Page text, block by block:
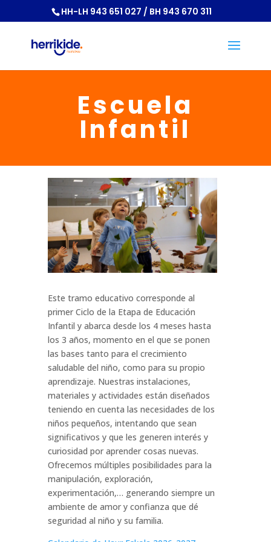
HH-LH 943 651 027 / BH 943 670 311
Escuela
Infantil
Este tramo educativo corresponde al
primer Ciclo de la Etapa de Educación
Infantil y abarca desde los 4 meses hasta
los 3 años, momento en el que se ponen
las bases tanto para el crecimiento
saludable del niño, como para su propio
aprendizaje. Nuestras instalaciones,
materiales y actividades están diseñados
teniendo en cuenta las necesidades de los
niños pequeños, intentando que sean
significativos y que les generen interés y
curiosidad por aprender cosas nuevas.
Ofrecemos múltiples posibilidades para la
manipulación, exploración,
experimentación,… generando siempre un
ambiente de amor y confianza que dé
seguridad al niño y su familia.